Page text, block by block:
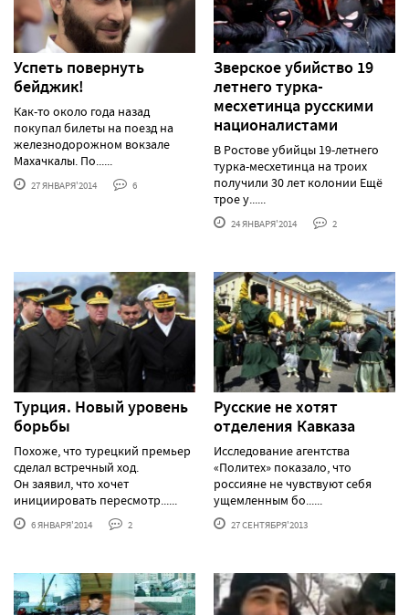
Успеть повернуть
бейджик!
Как-то около года назад
покупал билеты на поезд на
железнодорожном вокзале
Махачкалы. По......
27 ЯНВАРЯ'2014 6
Зверское убийство 19
летнего турка-
месхетинца русскими
националистами
В Ростове убийцы 19-летнего
турка-месхетинца на троих
получили 30 лет колонии Ещё
трое у......
24 ЯНВАРЯ'2014 2
Турция. Новый уровень
борьбы
Похоже, что турецкий премьер
сделал встречный ход.
Он заявил, что хочет
инициировать пересмотр......
6 ЯНВАРЯ'2014 2
Русские не хотят
отделения Кавказа
Исследование агентства
«Политех» показало, что
россияне не чувствуют себя
ущемленным бо......
27 СЕНТЯБРЯ'2013